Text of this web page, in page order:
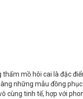
mồ hôi cai là đặc
những mẫu đồng
cùng tinh tế, hợp với